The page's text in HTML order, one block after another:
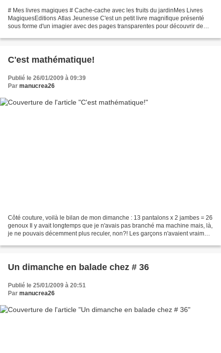
# Mes livres magiques # Cache-cache avec les fruits du jardinMes Livres
MagiquesEditions Atlas Jeunesse C'est un petit livre magnifique présenté
sous forme d'un imagier avec des pages transparentes pour découvrir de
C'est mathématique!
Publié le 26/01/2009 à 09:39
Par manucrea26
Côté couture, voilà le bilan de mon dimanche : 13 pantalons x 2 jambes = 26
genoux Il y avait longtemps que je n'avais pas branché ma machine mais, là,
je ne pouvais décemment plus reculer, non?! Les garçons n'avaient vraiment
Un dimanche en balade chez # 36
Publié le 25/01/2009 à 20:51
Par manucrea26